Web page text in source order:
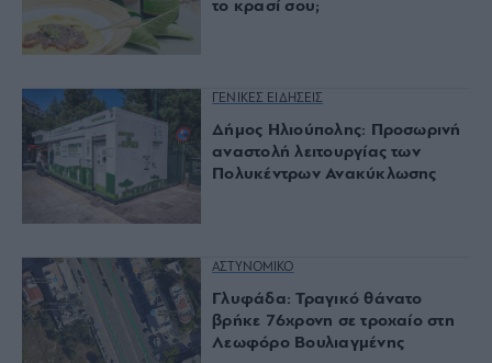
το κρασί σου;
ΓΕΝΙΚΕΣ ΕΙΔΗΣΕΙΣ
Δήμος Ηλιούπολης: Προσωρινή
αναστολή λειτουργίας των
Πολυκέντρων Ανακύκλωσης
ΑΣΤΥΝΟΜΙΚΟ
Γλυφάδα: Τραγικό θάνατο
βρήκε 76χρονη σε τροχαίο στη
Λεωφόρο Βουλιαγμένης